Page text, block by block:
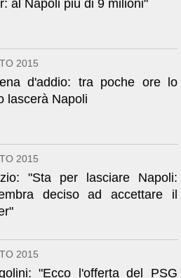
al Napoli più di 9 milioni"
2015
d'addio: tra poche ore lo
lascerà Napoli
2015
"Sta per lasciare Napoli:
deciso ad accettare il
2015
"Ecco l'offerta del PSG